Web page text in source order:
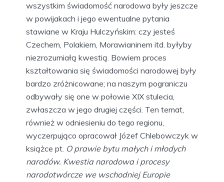
wszystkim świadomość narodowa były jeszcze
w powijakach i jego ewentualne pytania
stawiane w Kraju Hulczyńskim: czy jesteś
Czechem, Polakiem, Morawianinem itd. byłyby
niezrozumiałą kwestią. Bowiem proces
kształtowania się świadomości narodowej były
bardzo zróżnicowane; na naszym pograniczu
odbywały się one w połowie XIX stulecia,
zwłaszcza w jego drugiej części. Ten temat,
również w odniesieniu do tego regionu,
wyczerpująco opracował Józef Chlebowczyk w
książce pt. O prawie bytu małych i młodych
narodów. Kwestia narodowa i procesy
narodotwórcze we wschodniej Europie